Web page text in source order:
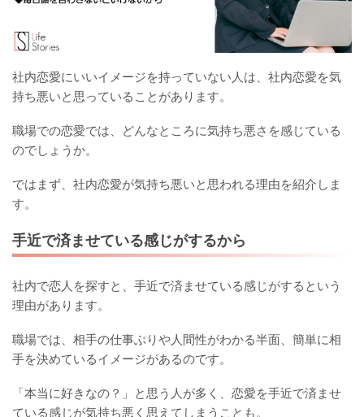
社内恋愛にいいイメージを持っていない人は、社内恋愛を気
持ち悪いと思っていることがあります。
職場での恋愛では、どんなところに気持ち悪さを感じている
のでしょうか。
ではまず、社内恋愛が気持ち悪いと思われる理由を紹介しま
す。
手近で済ませている感じがするから
社内で恋人を探すと、手近で済ませている感じがするという
理由があります。
職場では、相手の仕事ぶりや人間性がわかる半面、簡単に相
手を決めているイメージがあるのです。
「本当に好きなの？」と思う人が多く、恋愛を手近で済ませ
ている感じが気持ち悪く思えてしまうことも。